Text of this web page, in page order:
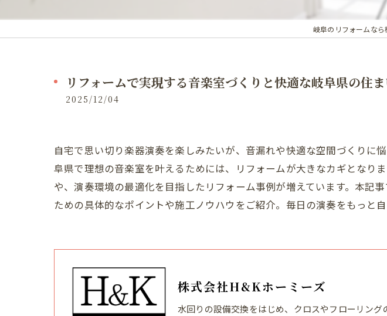
岐阜のリフォームな
リフォームで実現する音楽室づくりと快適な岐阜県の住
2025/12/04
自宅で思い切り楽器演奏を楽しみたいが、音漏れや快適な空間づくりに
阜県で理想の音楽室を叶えるためには、リフォームが大きなカギとなり
や、演奏環境の最適化を目指したリフォーム事例が増えています。本記
ための具体的なポイントや施工ノウハウをご紹介。毎日の演奏をもっと
株式会社H&Kホーミーズ
水回りの設備交換をはじめ、クロスやフローリン